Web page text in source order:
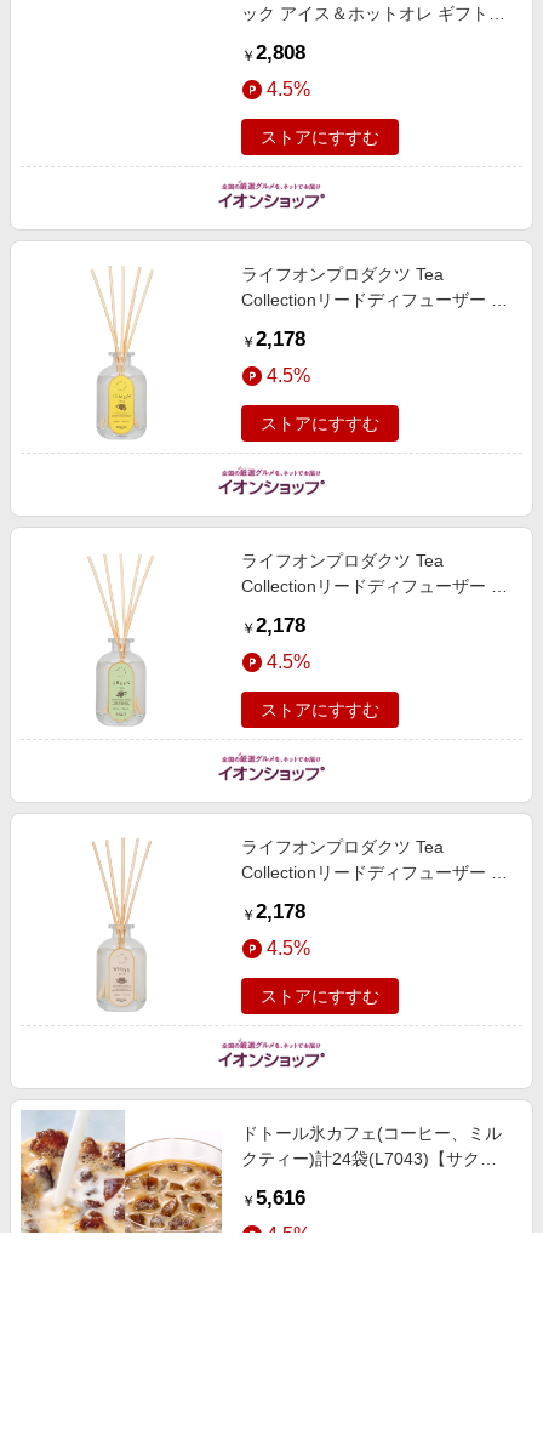
ック アイス＆ホットオレ ギフト
飲料・酒
￥ 2,808
4.5%
ストアにすすむ
ライフオンプロダクツ Tea
Collectionリードディフューザー レ
【季節の贈り物＆ご褒美ギフト】
￥ 2,178
4.5%
ストアにすすむ
ライフオンプロダクツ Tea
Collectionリードディフューザー グ
貨】【季節の贈り物＆ご褒美ギフ
ト】
￥ 2,178
4.5%
ストアにすすむ
ライフオンプロダクツ Tea
Collectionリードディフューザー ホ
貨】【季節の贈り物＆ご褒美ギフ
ト】
￥ 2,178
4.5%
ストアにすすむ
ドトール氷カフェ(コーヒー、ミル
クティー)計24袋(L7043)【サク
り物＆ご褒美ギフト】
￥ 5,616
4.5%